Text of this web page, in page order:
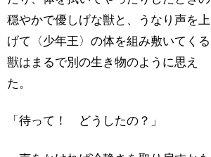
穏やかで優しげな獣と、うなり声を上
げて〈少年王〉の体を組み敷いてくる
獣はまるで別の生き物のように思え
た。
「待って！ どうしたの？」